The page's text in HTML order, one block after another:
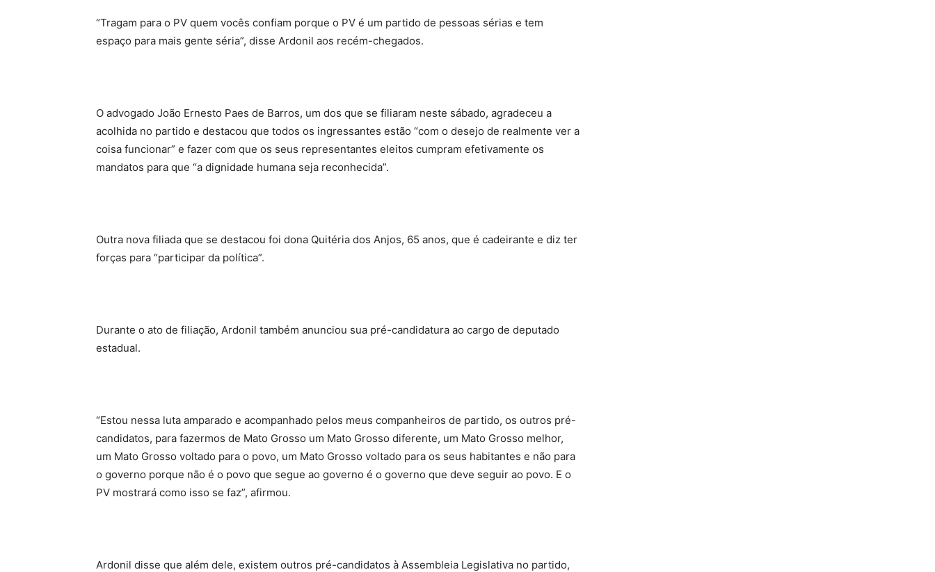
“Tragam para o PV quem vocês confiam porque o PV é um partido de pessoas sérias e tem
espaço para mais gente séria”, disse Ardonil aos recém-chegados.
O advogado João Ernesto Paes de Barros, um dos que se filiaram neste sábado, agradeceu a
acolhida no partido e destacou que todos os ingressantes estão “com o desejo de realmente ver a
coisa funcionar” e fazer com que os seus representantes eleitos cumpram efetivamente os
mandatos para que “a dignidade humana seja reconhecida”.
Outra nova filiada que se destacou foi dona Quitéria dos Anjos, 65 anos, que é cadeirante e diz ter
forças para “participar da política”.
Durante o ato de filiação, Ardonil também anunciou sua pré-candidatura ao cargo de deputado
estadual.
“Estou nessa luta amparado e acompanhado pelos meus companheiros de partido, os outros pré-
candidatos, para fazermos de Mato Grosso um Mato Grosso diferente, um Mato Grosso melhor,
um Mato Grosso voltado para o povo, um Mato Grosso voltado para os seus habitantes e não para
o governo porque não é o povo que segue ao governo é o governo que deve seguir ao povo. E o
PV mostrará como isso se faz”, afirmou.
Ardonil disse que além dele, existem outros pré-candidatos à Assembleia Legislativa no partido,